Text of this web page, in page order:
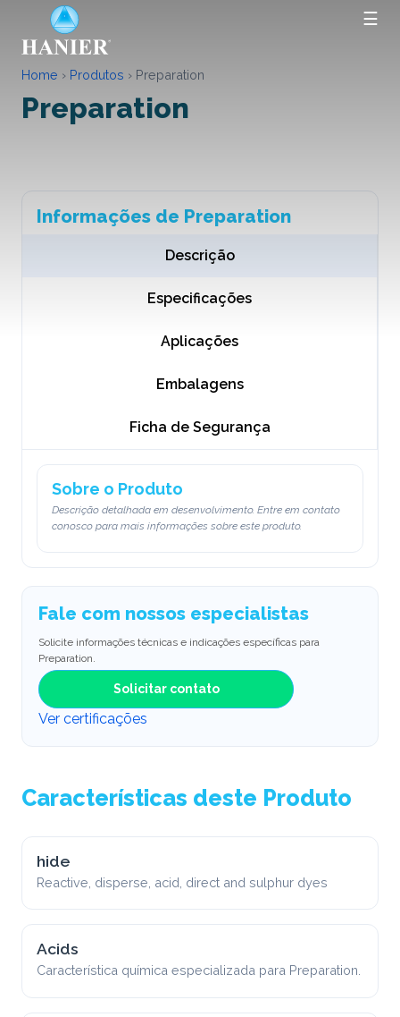
☰
Home › Produtos › Preparation
Preparation
Informações de Preparation
Descrição
Especificações
Aplicações
Embalagens
Ficha de Segurança
Sobre o Produto
Descrição detalhada em desenvolvimento. Entre em contato
conosco para mais informações sobre este produto.
Fale com nossos especialistas
Solicite informações técnicas e indicações específicas para
Preparation.
Solicitar contato
Ver certificações
Características deste Produto
hide
Reactive, disperse, acid, direct and sulphur dyes
Acids
Característica química especializada para Preparation.